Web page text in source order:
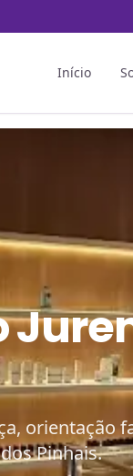
Início
orientação
Pinhais.